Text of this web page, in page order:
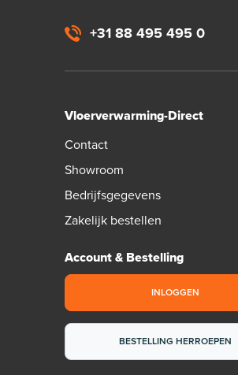
+31 88 495 495 0
Vloerverwarming-Direct
Contact
Showroom
Bedrijfsgegevens
Zakelijk bestellen
Account & Bestelling
INLOGGEN
BESTELLING HERROEPEN